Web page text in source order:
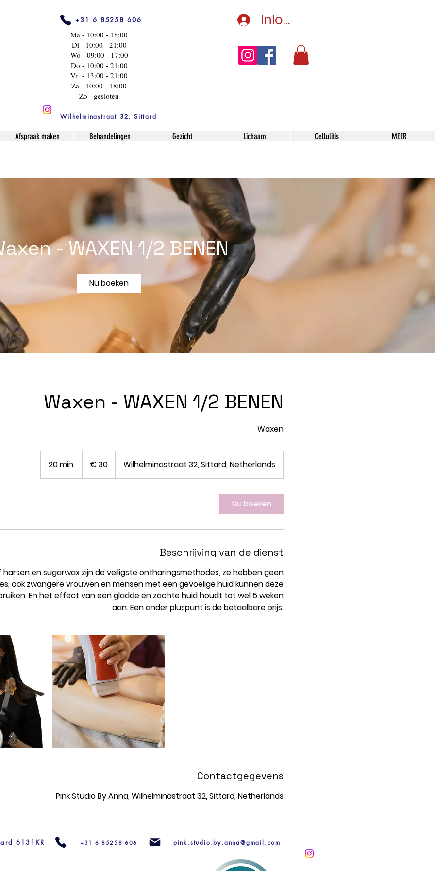
+31 6 85258 606
Ma - 10:00 - 18:00
Di - 10:00 - 21:00
Wo - 09:00 - 17:00
Do - 10:00 - 21:00
Vr - 13:00 - 21:00
Za - 10:00 - 18:00
Zo - gesloten
Wilhelminastraat 32. Sittard
Inloggen
Afspraak maken Behandelingen Gezicht Lichaam Cellulitis MEER
- WAXEN 1/2 BENEN
Nu boeken
Waxen - WAXEN 1/2 BENEN
Waxen
20 min.
0
€ 30 Wilhelminastraat 32, Sittard, Netherlands
Nu boeken
Beschrijving van de dienst
harsen en sugarwax zijn de veiligste ontharingsmethodes, ze hebben geen
ook zwangere vrouwen en mensen met een gevoelige huid kunnen deze
En het effect van een gladde en zachte huid houdt tot wel 5 weken
Contactgegevens
Pink Studio By Anna, Wilhelminastraat 32, Sittard, Netherlands
6131KR +31 6 85258 606 pink.studio.by.anna@gmail.com